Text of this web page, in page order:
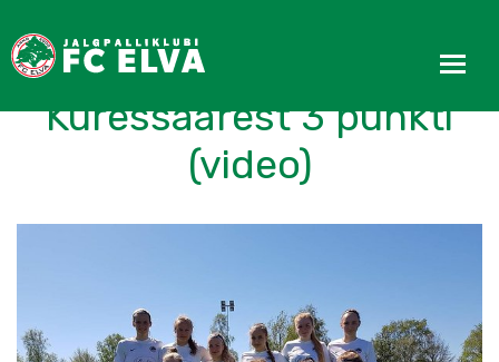
Naiskond tõi
Kuressaarest 3 punkti
(video)